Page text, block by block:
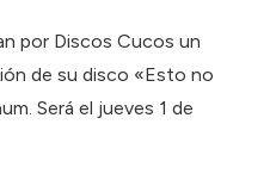
por Discos Cucos un
de su disco «Esto no
Será el jueves 1 de